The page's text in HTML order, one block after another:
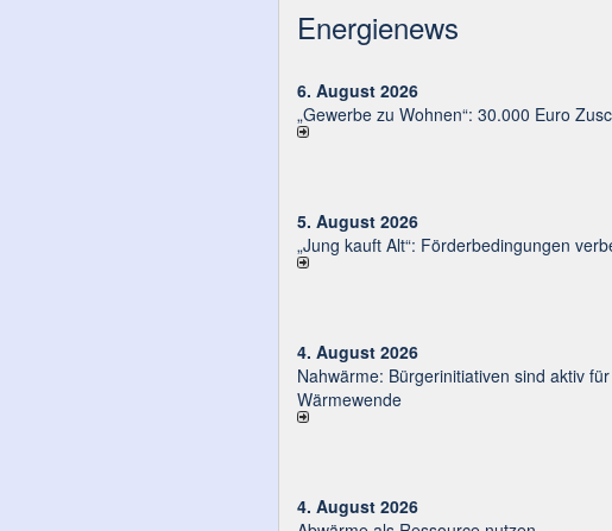
Energienews
6. August 2026
„Gewerbe zu Wohnen“: 30.000 Euro
5. August 2026
„Jung kauft Alt“: Förder­be­din­gun­gen
4. August 2026
Nahwärme: Bürger­ini­tia­ti­ven sind aktiv
Wärmewende
4. August 2026